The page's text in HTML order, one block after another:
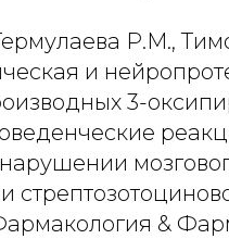
Р.М.,
и
3-
&